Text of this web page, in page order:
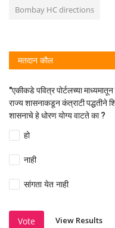
Bombay HC directions
मतदान कौल
"एकीकडे पवित्र पोर्टलच्या
राज्य शासनाकडून कंत्राटी पद्धतीने
शासनाचे हे धोरण योग्य वाटते का ?
हो
नाही
सांगता येत नाही
Vote View Results